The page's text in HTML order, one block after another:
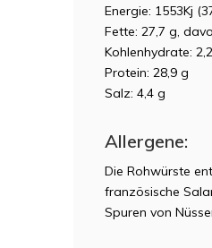
Energie: 1553Kj
Fette: 27,7 g,
Kohlenhydrate:
Protein: 28,9 g
Salz: 4,4 g
Allergene:
Die Rohwürste
französische
Spuren von